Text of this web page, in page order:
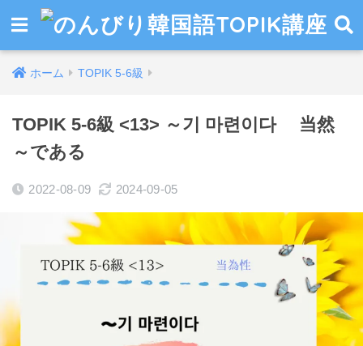
ホーム TOPIK 5-6級
TOPIK 5-6級 <13> ～기 마련이다 当然
～である
2022-08-09 2024-09-05